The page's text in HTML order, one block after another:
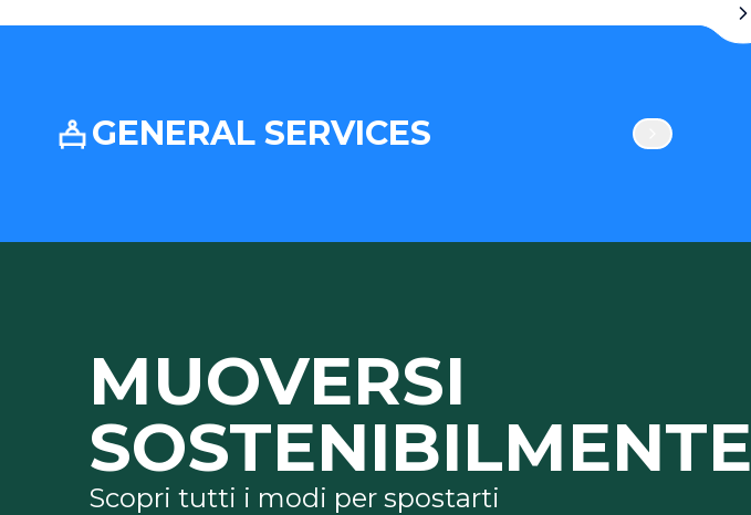
GENERAL SERVICES
MUOVERSI
SOSTENIBILMENTE
Scopri tutti i modi per spostarti